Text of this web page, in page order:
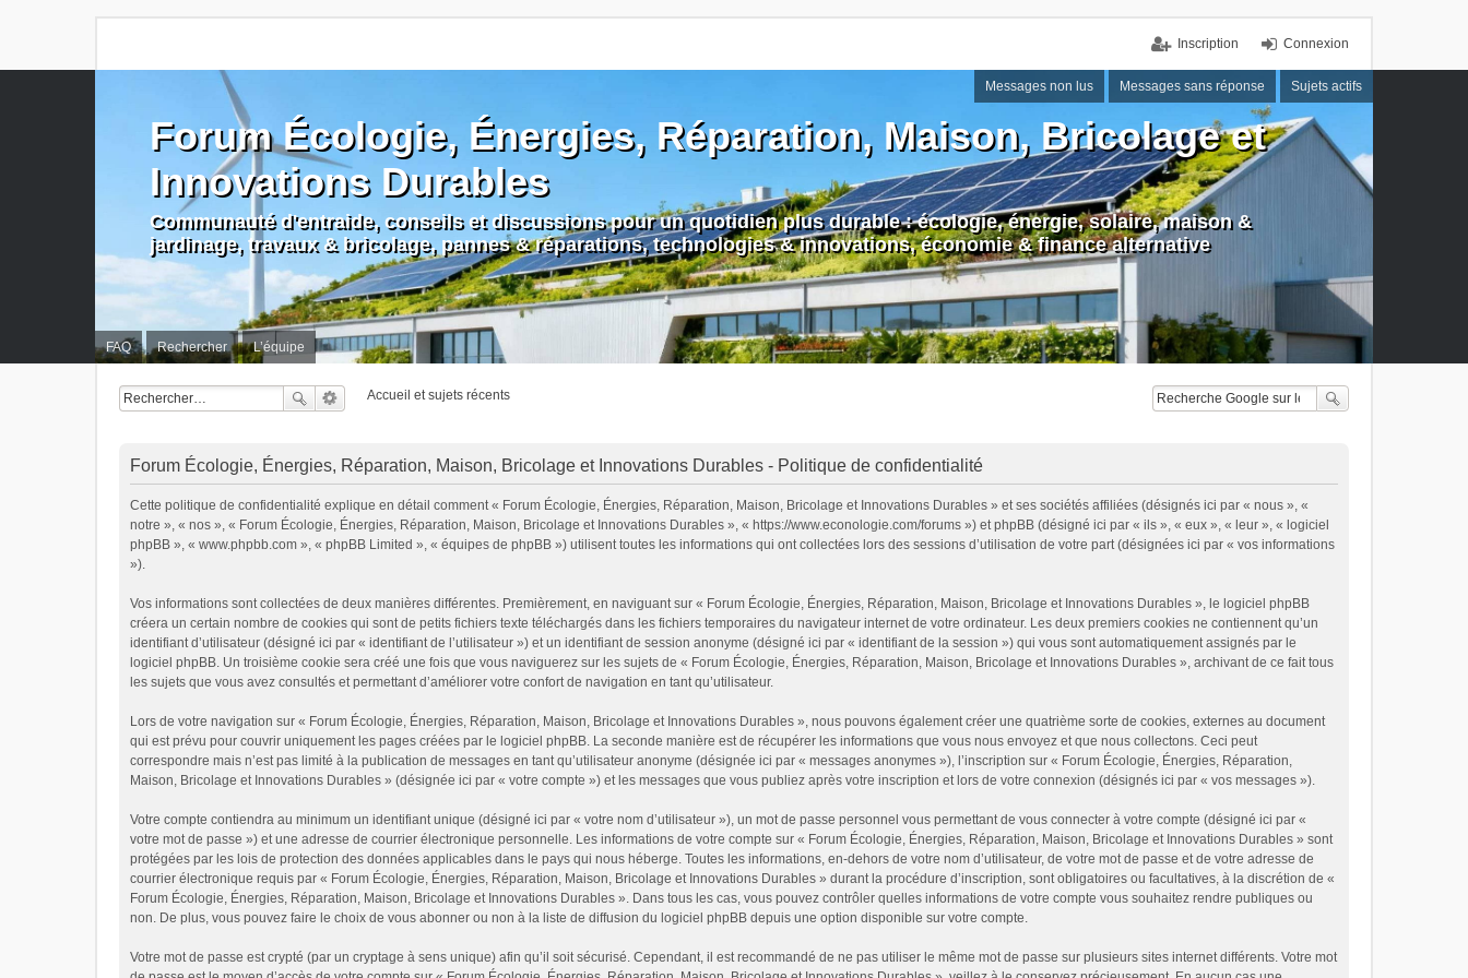
Connexion
Inscription
Messages non lus Messages sans réponse Sujets actifs
FAQ Rechercher L’équipe
Forum Écologie, Énergies, Réparation, Maison, Bricolage et
Innovations Durables
Communauté d'entraide, conseils et discussions pour un quotidien plus durable : écologie, énergie, solaire, maison &
jardinage, travaux & bricolage, pannes & réparations, technologies & innovations, économie & finance alternative
Accueil et sujets récents
Forum Écologie, Énergies, Réparation, Maison, Bricolage et Innovations Durables - Politique de confidentialité
Cette politique de confidentialité explique en détail comment « Forum Écologie, Énergies, Réparation, Maison, Bricolage et Innovations Durables » et ses sociétés affiliées (désignés ici par « nous », «
notre », « nos », « Forum Écologie, Énergies, Réparation, Maison, Bricolage et Innovations Durables », « https://www.econologie.com/forums ») et phpBB (désigné ici par « ils », « eux », « leur », « logiciel
phpBB », « www.phpbb.com », « phpBB Limited », « équipes de phpBB ») utilisent toutes les informations qui ont collectées lors des sessions d’utilisation de votre part (désignées ici par « vos informations
»).
Vos informations sont collectées de deux manières différentes. Premièrement, en naviguant sur « Forum Écologie, Énergies, Réparation, Maison, Bricolage et Innovations Durables », le logiciel phpBB
créera un certain nombre de cookies qui sont de petits fichiers texte téléchargés dans les fichiers temporaires du navigateur internet de votre ordinateur. Les deux premiers cookies ne contiennent qu’un
identifiant d’utilisateur (désigné ici par « identifiant de l’utilisateur ») et un identifiant de session anonyme (désigné ici par « identifiant de la session ») qui vous sont automatiquement assignés par le
logiciel phpBB. Un troisième cookie sera créé une fois que vous naviguerez sur les sujets de « Forum Écologie, Énergies, Réparation, Maison, Bricolage et Innovations Durables », archivant de ce fait tous
les sujets que vous avez consultés et permettant d’améliorer votre confort de navigation en tant qu’utilisateur.
Lors de votre navigation sur « Forum Écologie, Énergies, Réparation, Maison, Bricolage et Innovations Durables », nous pouvons également créer une quatrième sorte de cookies, externes au document
qui est prévu pour couvrir uniquement les pages créées par le logiciel phpBB. La seconde manière est de récupérer les informations que vous nous envoyez et que nous collectons. Ceci peut
correspondre mais n’est pas limité à la publication de messages en tant qu’utilisateur anonyme (désignée ici par « messages anonymes »), l’inscription sur « Forum Écologie, Énergies, Réparation,
Maison, Bricolage et Innovations Durables » (désignée ici par « votre compte ») et les messages que vous publiez après votre inscription et lors de votre connexion (désignés ici par « vos messages »).
Votre compte contiendra au minimum un identifiant unique (désigné ici par « votre nom d’utilisateur »), un mot de passe personnel vous permettant de vous connecter à votre compte (désigné ici par «
votre mot de passe ») et une adresse de courrier électronique personnelle. Les informations de votre compte sur « Forum Écologie, Énergies, Réparation, Maison, Bricolage et Innovations Durables » sont
protégées par les lois de protection des données applicables dans le pays qui nous héberge. Toutes les informations, en-dehors de votre nom d’utilisateur, de votre mot de passe et de votre adresse de
courrier électronique requis par « Forum Écologie, Énergies, Réparation, Maison, Bricolage et Innovations Durables » durant la procédure d’inscription, sont obligatoires ou facultatives, à la discrétion de «
Forum Écologie, Énergies, Réparation, Maison, Bricolage et Innovations Durables ». Dans tous les cas, vous pouvez contrôler quelles informations de votre compte vous souhaitez rendre publiques ou
non. De plus, vous pouvez faire le choix de vous abonner ou non à la liste de diffusion du logiciel phpBB depuis une option disponible sur votre compte.
Votre mot de passe est crypté (par un cryptage à sens unique) afin qu’il soit sécurisé. Cependant, il est recommandé de ne pas utiliser le même mot de passe sur plusieurs sites internet différents. Votre mot